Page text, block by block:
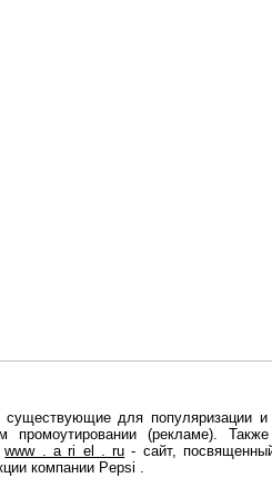
для популяризации и
промоутировании (рекламе).
www . a ri el . ru - сайт,
компании Pepsi .